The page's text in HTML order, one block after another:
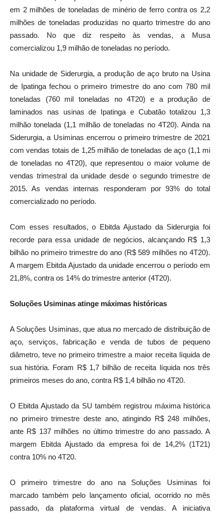
em 2 milhões de toneladas de minério de ferro contra os 2,2
milhões de toneladas produzidas no quarto trimestre do ano
passado. No que diz respeito às vendas, a Musa
comercializou 1,9 milhão de toneladas no período.
Na unidade de Siderurgia, a produção de aço bruto na Usina
de Ipatinga fechou o primeiro trimestre do ano com 780 mil
toneladas (760 mil toneladas no 4T20) e a produção de
laminados nas usinas de Ipatinga e Cubatão totalizou 1,3
milhão tonelada (1,1 milhão de toneladas no 4T20). Ainda na
Siderurgia, a Usiminas encerrou o primeiro trimestre de 2021
com vendas totais de 1,25 milhão de toneladas de aço (1,1 mi
de toneladas no 4T20), que representou o maior volume de
vendas trimestral da unidade desde o segundo trimestre de
2015. As vendas internas responderam por 93% do total
comercializado no período.
Com esses resultados, o Ebitda Ajustado da Siderurgia foi
recorde para essa unidade de negócios, alcançando R$ 1,3
bilhão no primeiro trimestre do ano (R$ 589 milhões no 4T20).
A margem Ebitda Ajustado da unidade encerrou o período em
21,8%, contra os 14% do trimestre anterior (4T20).
Soluções Usiminas atinge máximas históricas
A Soluções Usiminas, que atua no mercado de distribuição de
aço, serviços, fabricação e venda de tubos de pequeno
diâmetro, teve no primeiro trimestre a maior receita líquida de
sua história. Foram R$ 1,7 bilhão de receita líquida nos três
primeiros meses do ano, contra R$ 1,4 bilhão no 4T20.
O Ebitda Ajustado da SU também registrou máxima histórica
no primeiro trimestre deste ano, atingindo R$ 248 milhões,
ante R$ 137 milhões no último trimestre do ano passado. A
margem Ebitda Ajustado da empresa foi de 14,2% (1T21)
contra 10% no 4T20.
O primeiro trimestre do ano na Soluções Usiminas foi
marcado também pelo lançamento oficial, ocorrido no mês
passado, da plataforma virtual de vendas. A iniciativa